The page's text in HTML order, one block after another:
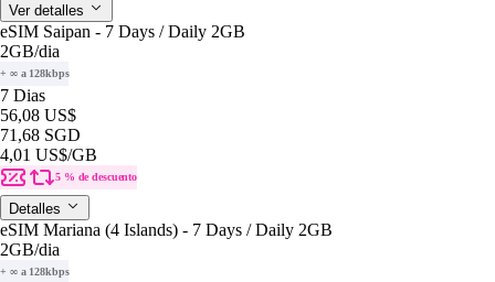
Ver detalles
eSIM Saipan - 7 Days / Daily 2GB
2GB/dia
+ ∞ a 128kbps
7 Dias
56,08 US$
71,68 SGD
4,01 US$/GB
5 % de descuento
Detalles
eSIM Mariana (4 Islands) - 7 Days / Daily 2GB
2GB/dia
+ ∞ a 128kbps